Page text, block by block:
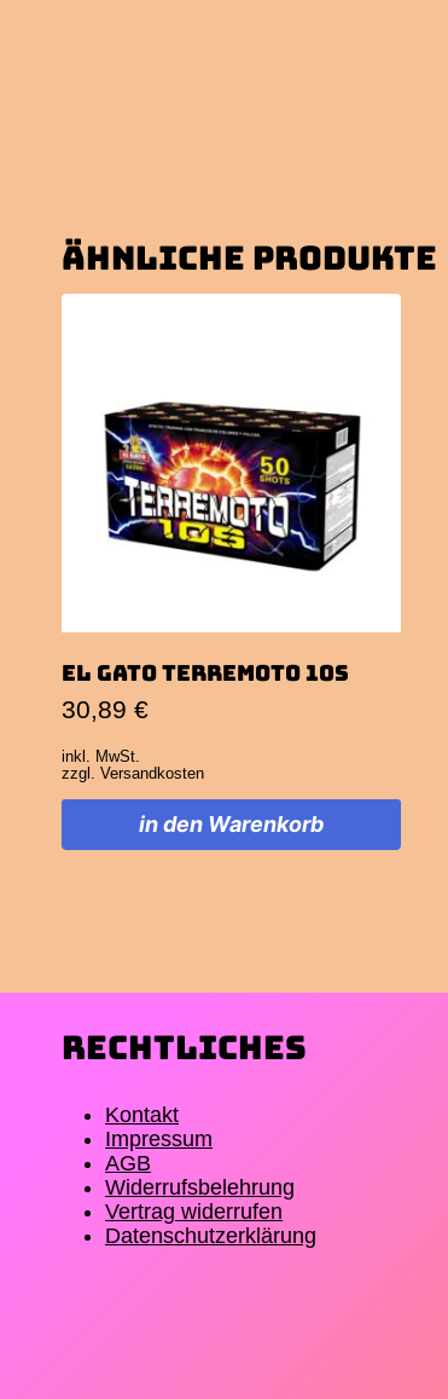
Ähnliche Produkte
El Gato Terremoto 10s
30,89 €
inkl. MwSt.
zzgl. Versandkosten
in den Warenkorb
Rechtliches
Kontakt
Impressum
AGB
Widerrufsbelehrung
Vertrag widerrufen
Datenschutzerklärung